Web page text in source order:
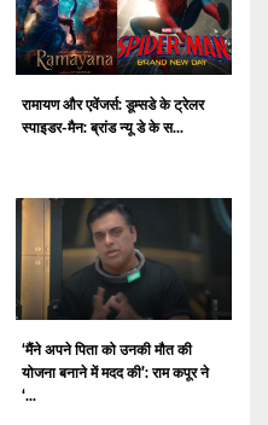
रामायण और एवेंजर्स: डूम्सडे के ट्रेलर
स्पाइडर-मैन: ब्रांड न्यू डे के स...
‘मैंने अपने पिता को उनकी मौत की
योजना बनाने में मदद की’: राम कपूर ने
‘...